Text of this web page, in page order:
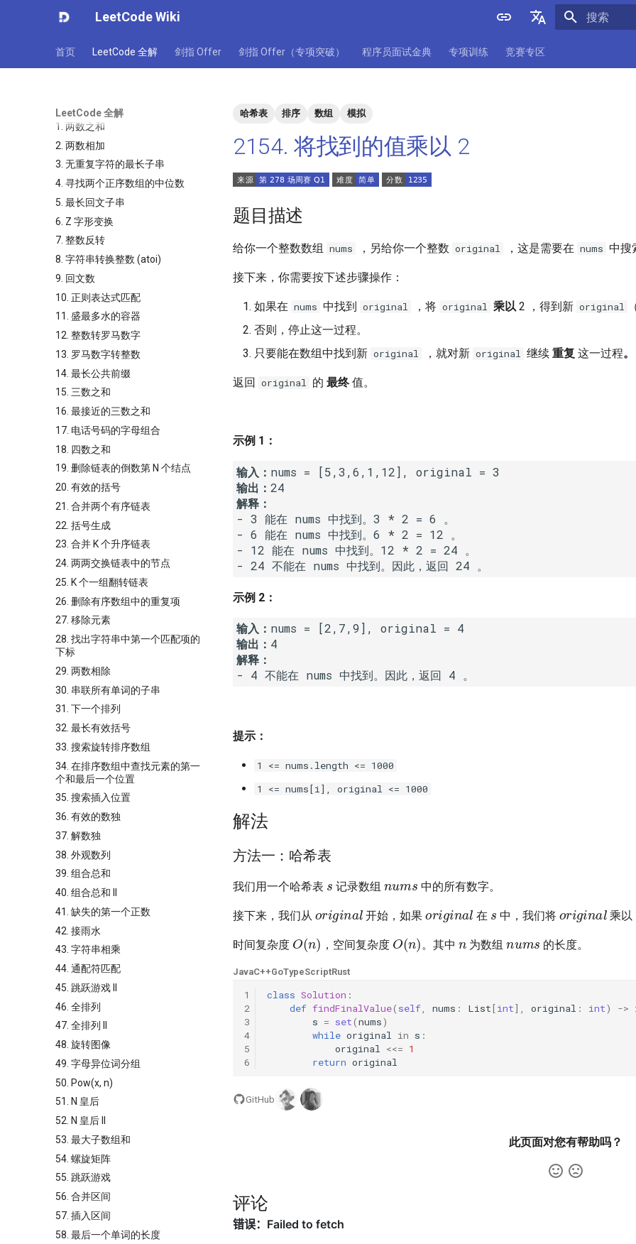
LeetCode Wiki
English
首页 LeetCode 全解 剑指 Offer 剑指 Offer（专项突破） 程序员面试金典 专项训练 竞赛专区
LeetCode 全解
1. 两数之和
2. 两数相加
3. 无重复字符的最长子串
4. 寻找两个正序数组的中位数
5. 最长回文子串
6. Z 字形变换
7. 整数反转
8. 字符串转换整数 (atoi)
9. 回文数
10. 正则表达式匹配
11. 盛最多水的容器
12. 整数转罗马数字
13. 罗马数字转整数
14. 最长公共前缀
15. 三数之和
16. 最接近的三数之和
17. 电话号码的字母组合
18. 四数之和
19. 删除链表的倒数第 N 个结点
20. 有效的括号
21. 合并两个有序链表
22. 括号生成
23. 合并 K 个升序链表
24. 两两交换链表中的节点
25. K 个一组翻转链表
26. 删除有序数组中的重复项
27. 移除元素
28. 找出字符串中第一个匹配项的
下标
29. 两数相除
30. 串联所有单词的子串
31. 下一个排列
32. 最长有效括号
33. 搜索旋转排序数组
34. 在排序数组中查找元素的第一
个和最后一个位置
35. 搜索插入位置
36. 有效的数独
37. 解数独
38. 外观数列
39. 组合总和
40. 组合总和 II
41. 缺失的第一个正数
42. 接雨水
43. 字符串相乘
44. 通配符匹配
45. 跳跃游戏 II
46. 全排列
47. 全排列 II
48. 旋转图像
49. 字母异位词分组
50. Pow(x, n)
51. N 皇后
52. N 皇后 II
53. 最大子数组和
54. 螺旋矩阵
55. 跳跃游戏
56. 合并区间
57. 插入区间
58. 最后一个单词的长度
哈希表 排序 数组 模拟
2154. 将找到的值乘以 2
题目描述
给你一个整数数组 nums ，另给你一个整数 original ，这是需要在 nums 中搜
接下来，你需要按下述步骤操作：
如果在 nums 中找到 original ，将 original 乘以 2 ，得到新 original
否则，停止这一过程。
只要能在数组中找到新 original ，就对新 original 继续 重复 这一过程。
返回 original 的 最终值。
示例 1：
输入：
输出：
解释：
- 3 能在 nums 中找到。3 * 2 = 6 。
- 6 能在 nums 中找到。6 * 2 = 12 。
- 12 能在 nums 中找到。12 * 2 = 24 。
示例 2：
输入：
输出：
解释：
提示：
1 <= nums.length <= 1000
1 <= nums[i], original <= 1000
解法
方法一：哈希表
我们用一个哈希表 记录数组 中的所有数字。
接下来，我们从 开始，如果 在 中，我们将 乘以
时间复杂度
O ( n)
，空间复杂度
O ( n)
。其中 为数组 的长度。
JavaC++GoTypeScriptRust
1
2
3
4
5
6
class Solution :
def findFinalValue( self, nums : List[int], original : int) ->
s = set(nums)
while original in s :
original <<= 1
return original
GitHub
此页面对您有帮助吗？
评论